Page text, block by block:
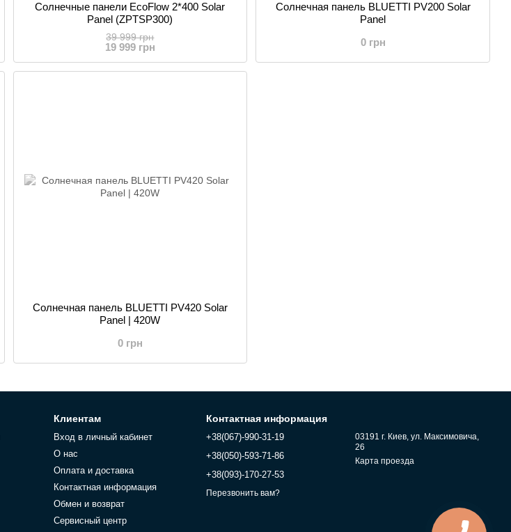
Солнечные панели EcoFlow 2*400 Solar
Panel (ZPTSP300)
39 999 грн
19 999 грн
Солнечная панель BLUETTI PV200 Solar
Panel
0 грн
Солнечная панель BLUETTI PV420 Solar
Panel | 420W
0 грн
Клиентам
Вход в личный кабинет
О нас
Оплата и доставка
Контактная информация
Обмен и возврат
Сервисный центр
Контактная информация
+38(067)-990-31-19
+38(050)-593-71-86
+38(093)-170-27-53
Перезвонить вам?
03191 г. Киев, ул. Максимовича,
26
Карта проезда